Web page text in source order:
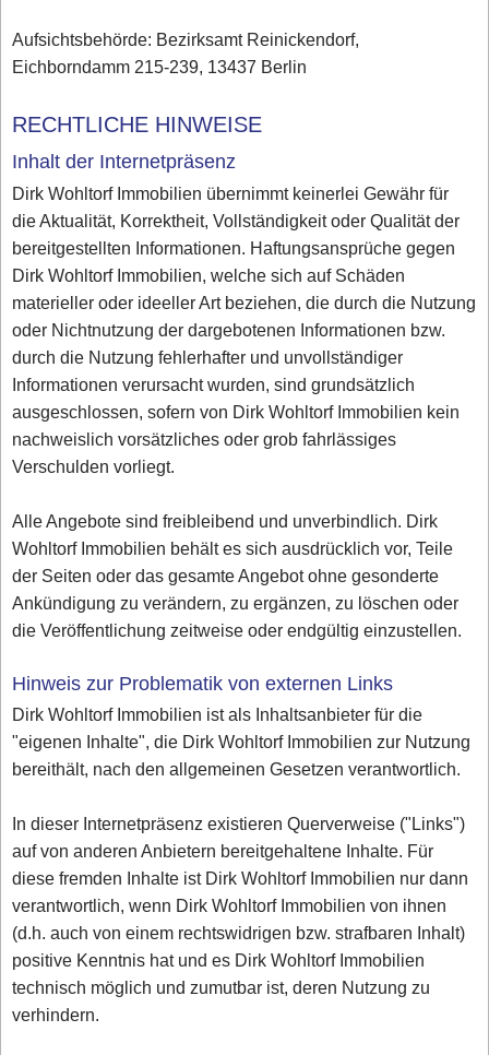
Aufsichtsbehörde: Bezirksamt Reinickendorf,
Eichborndamm 215-239, 13437 Berlin
RECHTLICHE HINWEISE
Inhalt der Internetpräsenz
Dirk Wohltorf Immobilien übernimmt keinerlei Gewähr für
die Aktualität, Korrektheit, Vollständigkeit oder Qualität der
bereitgestellten Informationen. Haftungsansprüche gegen
Dirk Wohltorf Immobilien, welche sich auf Schäden
materieller oder ideeller Art beziehen, die durch die Nutzung
oder Nichtnutzung der dargebotenen Informationen bzw.
durch die Nutzung fehlerhafter und unvollständiger
Informationen verursacht wurden, sind grundsätzlich
ausgeschlossen, sofern von Dirk Wohltorf Immobilien kein
nachweislich vorsätzliches oder grob fahrlässiges
Verschulden vorliegt.
Alle Angebote sind freibleibend und unverbindlich. Dirk
Wohltorf Immobilien behält es sich ausdrücklich vor, Teile
der Seiten oder das gesamte Angebot ohne gesonderte
Ankündigung zu verändern, zu ergänzen, zu löschen oder
die Veröffentlichung zeitweise oder endgültig einzustellen.
Hinweis zur Problematik von externen Links
Dirk Wohltorf Immobilien ist als Inhaltsanbieter für die
"eigenen Inhalte", die Dirk Wohltorf Immobilien zur Nutzung
bereithält, nach den allgemeinen Gesetzen verantwortlich.
In dieser Internetpräsenz existieren Querverweise ("Links")
auf von anderen Anbietern bereitgehaltene Inhalte. Für
diese fremden Inhalte ist Dirk Wohltorf Immobilien nur dann
verantwortlich, wenn Dirk Wohltorf Immobilien von ihnen
(d.h. auch von einem rechtswidrigen bzw. strafbaren Inhalt)
positive Kenntnis hat und es Dirk Wohltorf Immobilien
technisch möglich und zumutbar ist, deren Nutzung zu
verhindern.